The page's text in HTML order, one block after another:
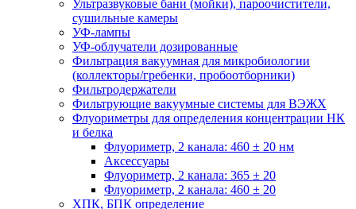
Ультразвуковые бани (мойки), пароочистители,
сушильные камеры
УФ-лампы
УФ-облучатели дозированные
Фильтрация вакуумная для микробиологии
(коллекторы/гребенки, пробоотборники)
Фильтродержатели
Фильтрующие вакуумные системы для ВЭЖХ
Флуориметры для определения концентрации НК
и белка
Флуориметр, 2 канала: 460 ± 20 нм
Аксессуары
Флуориметр, 2 канала: 365 ± 20
Флуориметр, 2 канала: 460 ± 20
ХПК, БПК определение